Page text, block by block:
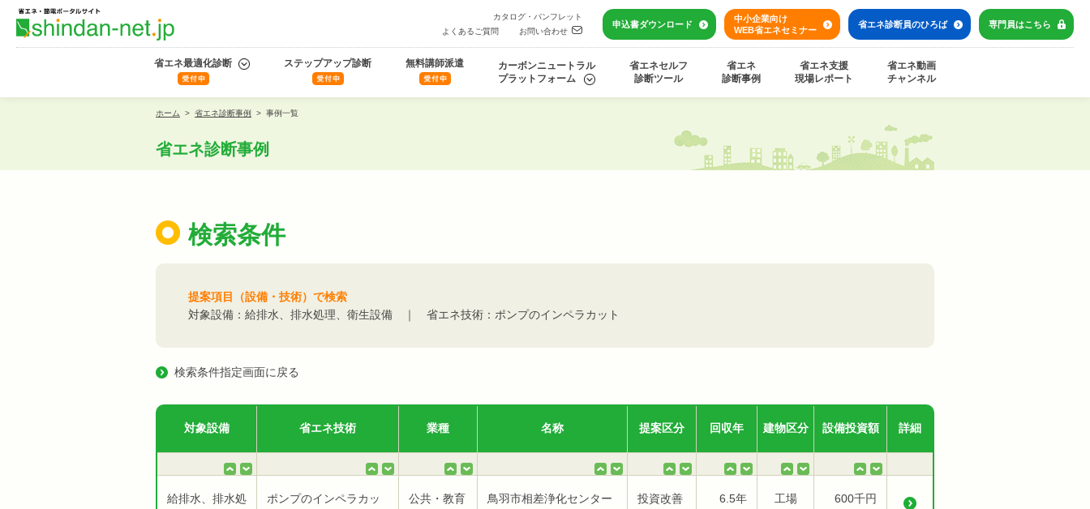
カタログ・パンフレット
よくあるご質問
お問い合わせ
申込書ダウンロード
中小企業向け
WEB省エネセミナー
省エネ診断員のひろば 専門員はこちら
省エネ最適化診断 ステップアップ診断 無料講師派遣
カーボンニュートラル
プラットフォーム
省エネセルフ
診断ツール
省エネ
診断事例
省エネ支援
現場レポート
省エネ動画
チャンネル
ホーム > 省エネ診断事例 > 事例一覧
省エネ診断事例
検索条件
提案項目（設備・技術）で検索
対象設備：給排水、排水処理、衛生設備 ｜ 省エネ技術：ポンプのインペラカット
検索条件指定画面に戻る
対象設備 省エネ技術 業種 名称 提案区分 回収年 建物区分 設備投資額 詳細
給排水、排水処
ポンプのインペラカッ
公共・教育
鳥羽市相差浄化センター
投資改善 6.5年 工場 600千円